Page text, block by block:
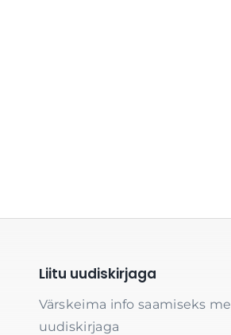
Liitu uudiskirjaga
Värskeima info saamiseks
uudiskirjaga